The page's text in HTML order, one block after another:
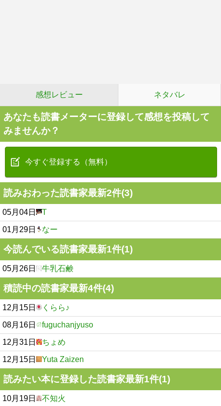
感想レビュー ネタバレ
あなたも読書メーターに登録して感想を投稿して
みませんか？
今すぐ登録する（無料）
読みおわった読書家最新2件(3)
05月04日 T
01月29日 なー
今読んでいる読書家最新1件(1)
05月26日 牛乳石鹸
積読中の読書家最新4件(4)
12月15日 くらら♪
08月16日 fuguchanjyuso
12月31日 ちょめ
12月15日 Yuta Zaizen
読みたい本に登録した読書家最新1件(1)
10月19日 不知火